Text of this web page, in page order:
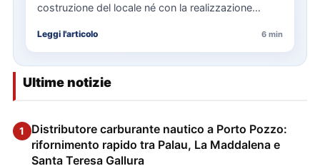
costruzione del locale né con la realizzazione
Leggi l'articolo 6 min
Ultime notizie
1
Distributore carburante nautico a Porto Pozzo:
rifornimento rapido tra Palau, La Maddalena e
Santa Teresa Gallura